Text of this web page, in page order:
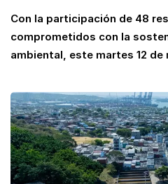
Con la participación de 48
comprometidos con la
ambiental, este martes 12